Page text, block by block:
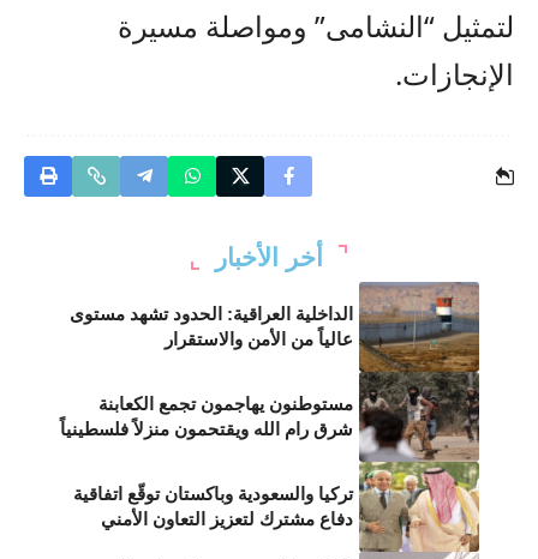
لتمثيل “النشامى” ومواصلة مسيرة
الإنجازات.
أخر الأخبار
الداخلية العراقية: الحدود تشهد مستوى
عالياً من الأمن والاستقرار
مستوطنون يهاجمون تجمع الكعابنة
شرق رام الله ويقتحمون منزلاً فلسطينياً
تركيا والسعودية وباكستان توقّع اتفاقية
دفاع مشترك لتعزيز التعاون الأمني